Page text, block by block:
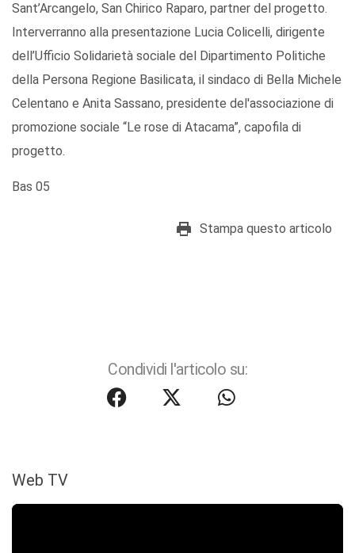
Sant’Arcangelo, San Chirico Raparo, partner del progetto.
Interverranno alla presentazione Lucia Colicelli, dirigente
dell’Ufficio Solidarietà sociale del Dipartimento Politiche
della Persona Regione Basilicata, il sindaco di Bella Michele
Celentano e Anita Sassano, presidente del'associazione di
promozione sociale “Le rose di Atacama”, capofila di
progetto.
Bas 05
Stampa questo articolo
Condividi l'articolo su:
Web TV